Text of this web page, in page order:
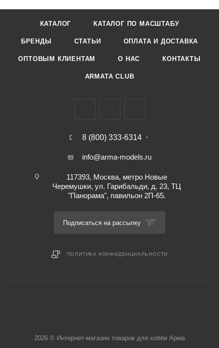
КАТАЛОГ КАТАЛОГ ПО МАСШТАБУ
БРЕНДЫ СТАТЬИ ОПЛАТА И ДОСТАВКА
ОПТОВЫМ КЛИЕНТАМ О НАС КОНТАКТЫ
ARMATA CLUB
8 (800) 333-6314
info@arma-models.ru
117393, Москва, метро Новые
Черемушки, ул. Гарибальди, д. 23, ТЦ
"Панорама", павильон 2П-65.
Подписаться на рассылку
ПОЛИТИКА КОНФИДЕНЦИАЛЬНОСТИ
2026 © Интернет-магазин товаров для хобби Арма